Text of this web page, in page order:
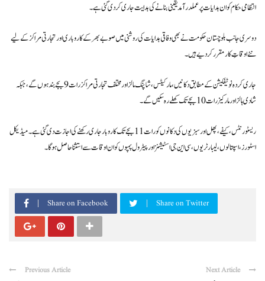
انتظامی حکام کو ان ہدایات پر عملدرآمد یقینی بنانے کی ہدایت جاری کر دی گئی ہے۔
دوسری جانب بلوچستان حکومت نے بھی وفاقی ہدایات کی روشنی میں صوبے بھر کے کاروباری اور تجارتی مراکز کے لیے
نئے اوقاتِ کار مقرر کر دیے ہیں۔
جاری کردہ نوٹیفکیشن کے مطابق دکانیں، مارکیٹس، شاپنگ مالز اور مختلف تجارتی مراکز رات 9 بجے بند ہوں گے، جبکہ
شادی ہالز اور مارکیز رات 10 بجے تک کھلے رہ سکیں گے۔
ریسٹورنٹس، کیفے، پھل اور سبزیوں کی دکانوں کو رات 11 بجے تک کاروبار جاری رکھنے کی اجازت دی گئی ہے۔ میڈیکل
اسٹورز، اسپتالوں، لیبارٹریوں، سی این جی اسٹیشنز اور پیٹرول پمپوں کو ان اوقات سے استثنا حاصل ہوگا۔
Share on Facebook Share on Twitter
Previous Article Next Article